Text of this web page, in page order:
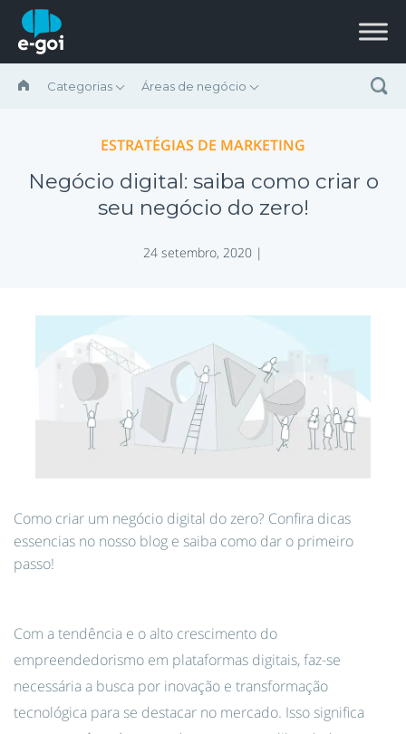
Ir para o conteúdo
Categorias Áreas de negócio
ESTRATÉGIAS DE MARKETING
Negócio digital: saiba como criar o
seu negócio do zero!
24 setembro, 2020 |
Como criar um negócio digital do zero? Confira dicas
essencias no nosso blog e saiba como dar o primeiro
passo!
Com a tendência e o alto crescimento do
empreendedorismo em plataformas digitais, faz-se
necessária a busca por inovação e transformação
tecnológica para se destacar no mercado. Isso significa